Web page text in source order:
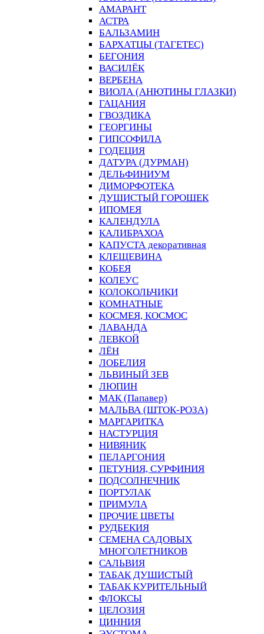
АМАРАНТ
АСТРА
БАЛЬЗАМИН
БАРХАТЦЫ (ТАГЕТЕС)
БЕГОНИЯ
ВАСИЛЁК
ВЕРБЕНА
ВИОЛА (АНЮТИНЫ ГЛАЗКИ)
ГАЦАНИЯ
ГВОЗДИКА
ГЕОРГИНЫ
ГИПСОФИЛА
ГОДЕЦИЯ
ДАТУРА (ДУРМАН)
ДЕЛЬФИНИУМ
ДИМОРФОТЕКА
ДУШИСТЫЙ ГОРОШЕК
ИПОМЕЯ
КАЛЕНДУЛА
КАЛИБРАХОА
КАПУСТА декоративная
КЛЕЩЕВИНА
КОБЕЯ
КОЛЕУС
КОЛОКОЛЬЧИКИ
КОМНАТНЫЕ
КОСМЕЯ, КОСМОС
ЛАВАНДА
ЛЕВКОЙ
ЛЁН
ЛОБЕЛИЯ
ЛЬВИНЫЙ ЗЕВ
ЛЮПИН
МАК (Папавер)
МАЛЬВА (ШТОК-РОЗА)
МАРГАРИТКА
НАСТУРЦИЯ
НИВЯНИК
ПЕЛАРГОНИЯ
ПЕТУНИЯ, СУРФИНИЯ
ПОДСОЛНЕЧНИК
ПОРТУЛАК
ПРИМУЛА
ПРОЧИЕ ЦВЕТЫ
РУДБЕКИЯ
СЕМЕНА САДОВЫХ
МНОГОЛЕТНИКОВ
САЛЬВИЯ
ТАБАК ДУШИСТЫЙ
ТАБАК КУРИТЕЛЬНЫЙ
ФЛОКСЫ
ЦЕЛОЗИЯ
ЦИННИЯ